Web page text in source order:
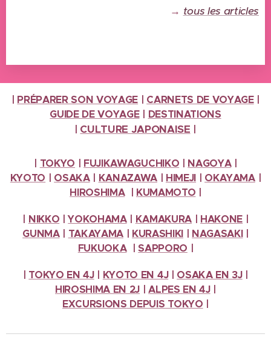
→ tous les articles
PRÉPARER SON VOYAGE CARNETS DE VOYAGE|
GUIDE DE VOYAGE| DESTINATIONS
CULTURE JAPONAISE |
TOKYO FUJIKAWAGUCHIKO NAGOYA|
KYOTO
OSAKA| KANAZAWA HIMEJI OKAYAMA|
HIROSHIMA| KUMAMOTO
NIKKO |YOKOHAMA| KAMAKURA HAKONE
GUNMA| TAKAYAMA| KURASHIKI NAGASAKI|
FUKUOKA|SAPPORO
TOKYO EN 4J KYOTO EN 4J OSAKA EN 3J
HIROSHIMA EN 2J
|ALPES EN 4J
EXCURSIONS DEPUIS TOKYO